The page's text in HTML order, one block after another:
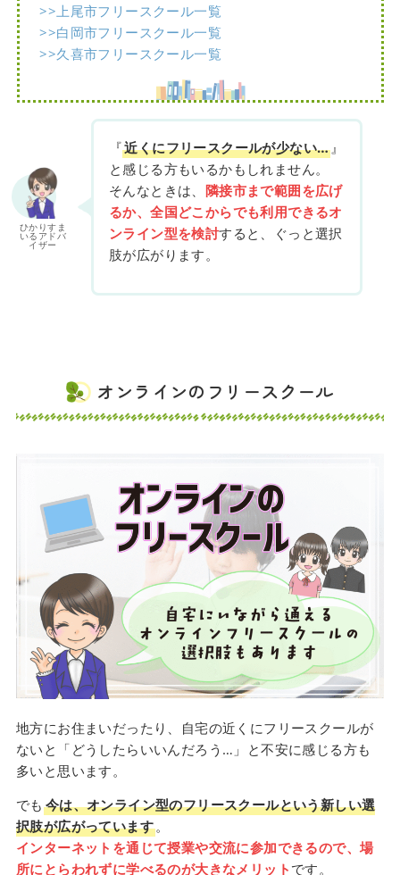
>>上尾市フリースクール一覧
>>白岡市フリースクール一覧
>>久喜市フリースクール一覧
ひかりすま
いるアドバ
イザー
『近くにフリースクールが少ない…』
と感じる方もいるかもしれません。
そんなときは、 隣接市まで範囲を広げ
るか、全国どこからでも利用できるオ
ンライン型を検討すると、ぐっと選択
肢が広がります。
オンラインのフリースクール
地方にお住まいだったり、自宅の近くにフリースクールが
ないと「どうしたらいいんだろう…」と不安に感じる方も
多いと思います。
でも 今は、オンライン型のフリースクールという新しい選
択肢が広がっています。
インターネットを通じて授業や交流に参加できるので、場
所にとらわれずに学べるのが大きなメリット です。